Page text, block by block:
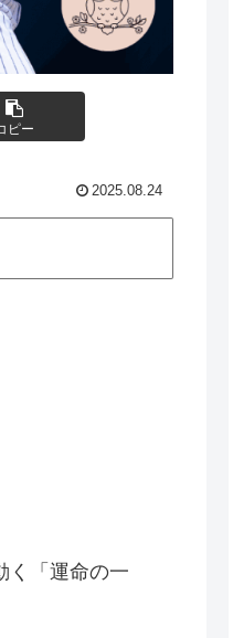
ピー
2025.08.24
く「運命の一